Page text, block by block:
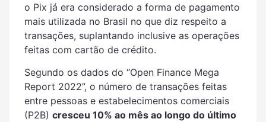
o Pix já era considerado a forma de pagamento
mais utilizada no Brasil no que diz respeito a
transações, suplantando inclusive as operações
feitas com cartão de crédito.
Segundo os dados do “Open Finance Mega
Report 2022”, o número de transações feitas
entre pessoas e estabelecimentos comerciais
(P2B) cresceu 10% ao mês ao longo do último